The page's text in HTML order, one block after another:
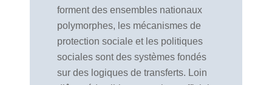
forment des ensembles nationaux
polymorphes, les mécanismes de
protection sociale et les politiques
sociales sont des systèmes fondés
sur des logiques de transferts. Loin